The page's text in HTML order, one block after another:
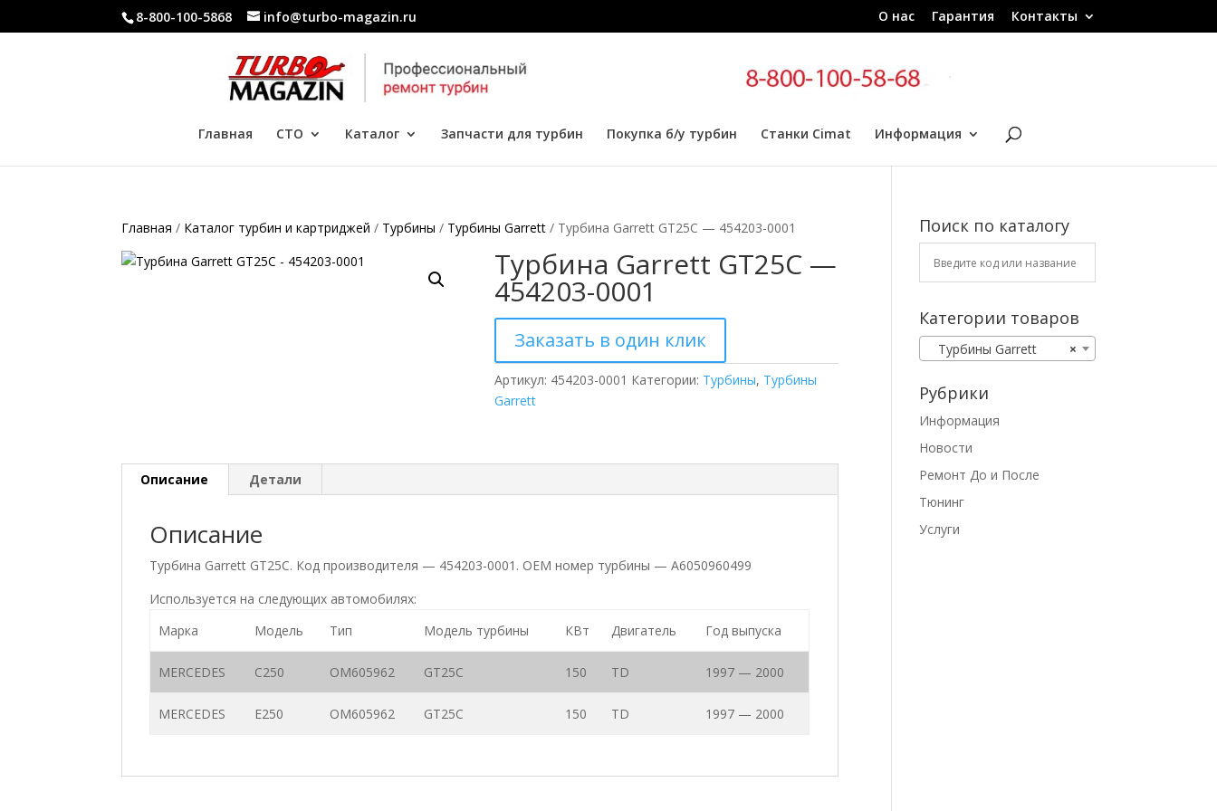
8-800-100-5868 info@turbo-magazin.ru О нас Гарантия Контакты
Главная СТО Каталог Запчасти для турбин Покупка б/у турбин Станки Cimat Информация
Главная / Каталог турбин и картриджей / Турбины / Турбины Garrett / Турбина Garrett GT25C — 454203-0001
Турбина Garrett GT25C —
454203-0001
Заказать в один клик
Артикул: 454203-0001 Категории: Турбины, Турбины
Garrett
Описание Детали
Описание
Турбина Garrett GT25C. Код производителя — 454203-0001. ОЕМ номер турбины — A6050960499
Используется на следующих автомобилях:
Марка
Модель Тип Модель турбины КВт Двигатель Год выпуска
MERCEDES C250 OM605962 GT25C 150 TD 1997 — 2000
MERCEDES E250 OM605962 GT25C 150 TD 1997 — 2000
Поиск по каталогу
Категории товаров
×
Турбины Garrett
Рубрики
Информация
Новости
Ремонт До и После
Тюнинг
Услуги